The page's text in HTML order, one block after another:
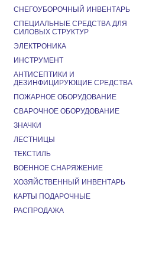
СНЕГОУБОРОЧНЫЙ ИНВЕНТАРЬ
СПЕЦИАЛЬНЫЕ СРЕДСТВА ДЛЯ
СИЛОВЫХ СТРУКТУР
ЭЛЕКТРОНИКА
ИНСТРУМЕНТ
АНТИСЕПТИКИ И
ДЕЗИНФИЦИРУЮЩИЕ СРЕДСТВА
ПОЖАРНОЕ ОБОРУДОВАНИЕ
СВАРОЧНОЕ ОБОРУДОВАНИЕ
ЗНАЧКИ
ЛЕСТНИЦЫ
ТЕКСТИЛЬ
ВОЕННОЕ СНАРЯЖЕНИЕ
ХОЗЯЙСТВЕННЫЙ ИНВЕНТАРЬ
КАРТЫ ПОДАРОЧНЫЕ
РАСПРОДАЖА